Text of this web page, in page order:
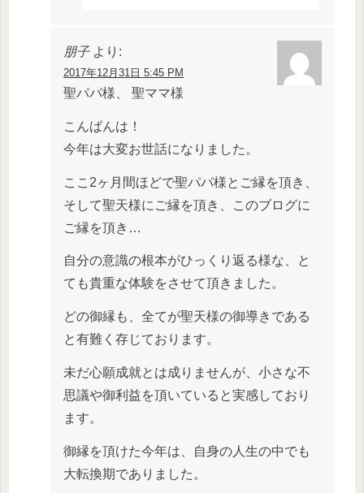
朋子 より:
2017年12月31日 5:45 PM
聖パパ様、 聖ママ様
こんばんは！
今年は大変お世話になりました。
ここ2ヶ月間ほどで聖パパ様とご縁を頂き、
そして聖天様にご縁を頂き、このブログに
ご縁を頂き…
自分の意識の根本がひっくり返る様な、と
ても貴重な体験をさせて頂きました。
どの御縁も、全てが聖天様の御導きである
と有難く存じております。
未だ心願成就とは成りませんが、小さな不
思議や御利益を頂いていると実感しており
ます。
御縁を頂けた今年は、自身の人生の中でも
大転換期でありました。